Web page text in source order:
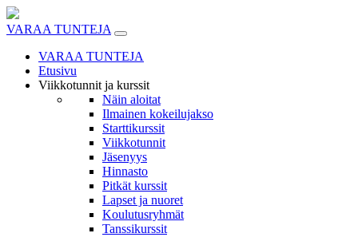
Skip
to
VARAA TUNTEJA
VARAA TUNTEJA
Etusivu
Viikkotunnit ja kurssit
Näin aloitat
Ilmainen kokeilujakso
Starttikurssit
Viikkotunnit
Jäsenyys
Hinnasto
Pitkät kurssit
Lapset ja nuoret
Koulutusryhmät
Tanssikurssit